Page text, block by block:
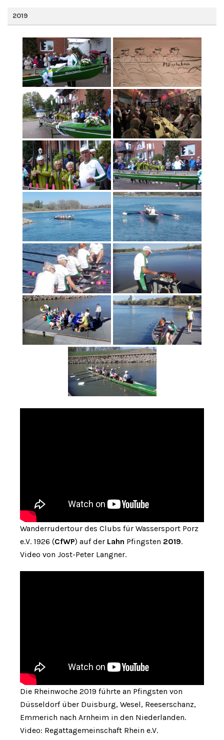
2019
Wanderrudertour des Clubs für Wassersport Porz
e.V. 1926 (CfWP) auf der Lahn Pfingsten 2019.
Video von Jost-Peter Langner.
Die Rheinwoche 2019 führte an Pfingsten von
Düsseldorf über Duisburg, Wesel, Reeserschanz,
Emmerich nach Arnheim in den Niederlanden.
Video: Regattagemeinschaft Rhein e.V.